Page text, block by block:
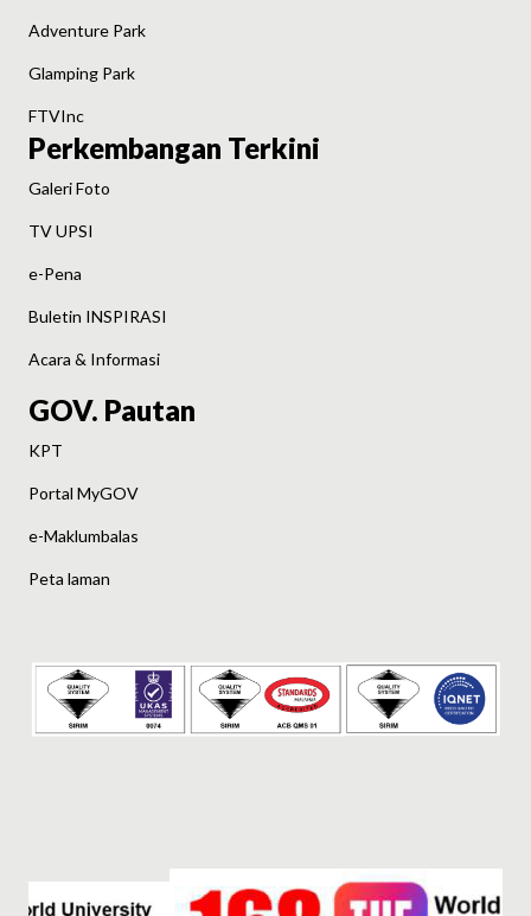
Adventure Park
Glamping Park
FTVInc
Perkembangan Terkini
Galeri Foto
TV UPSI
e-Pena
Buletin INSPIRASI
Acara & Informasi
GOV. Pautan
KPT
Portal MyGOV
e-Maklumbalas
Peta laman